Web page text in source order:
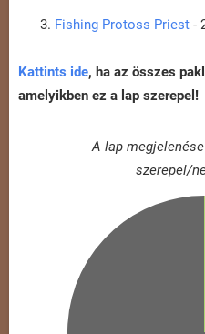
Fishing Protoss Priest -
Kattints ide, ha az összes
amelyikben ez a lap szerepel!
A lap
szerepel/